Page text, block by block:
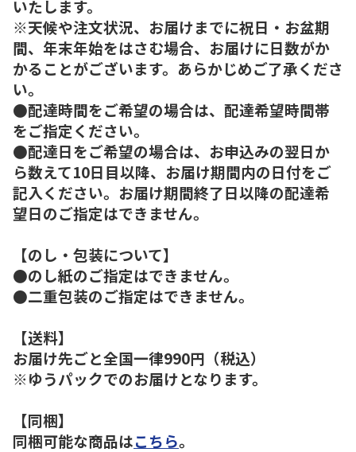
いたします。
※天候や注文状況、お届けまでに祝日・お盆期
間、年末年始をはさむ場合、お届けに日数がか
かることがございます。あらかじめご了承くださ
い。
●配達時間をご希望の場合は、配達希望時間帯
をご指定ください。
●配達日をご希望の場合は、お申込みの翌日か
ら数えて10日目以降、お届け期間内の日付をご
記入ください。お届け期間終了日以降の配達希
望日のご指定はできません。
【のし・包装について】
●のし紙のご指定はできません。
●二重包装のご指定はできません。
【送料】
お届け先ごと全国一律990円（税込）
※ゆうパックでのお届けとなります。
【同梱】
同梱可能な商品はこちら。